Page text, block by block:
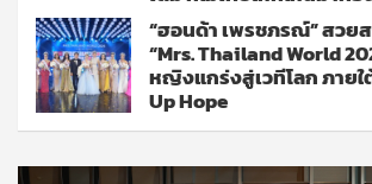
“ฮอนด้า เพรชภรณ์” สวย
“Mrs. Thailand World
หญิงแกร่งสู่เวทีโลก ภาย
Up Hope